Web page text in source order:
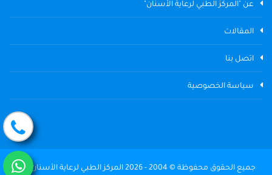
عن "المركز الطبي لرعاية الأسنان"
المقالات
اتصل بنا
سياسة الخصوصية
جميع الحقوق محفوظة © 2004 - 2026 المركز الطبي لرعاية الأسنان The